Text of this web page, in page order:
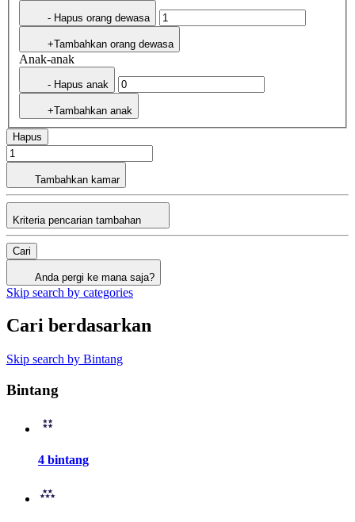
- Hapus orang dewasa
+Tambahkan orang dewasa
Anak-anak
- Hapus anak
+Tambahkan anak
Hapus
Tambahkan kamar
Kriteria pencarian tambahan
Cari
Anda pergi ke mana saja?
Skip search by categories
Cari berdasarkan
Skip search by Bintang
Bintang
4 bintang